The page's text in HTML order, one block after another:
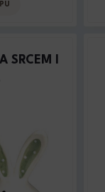
SRCEM I